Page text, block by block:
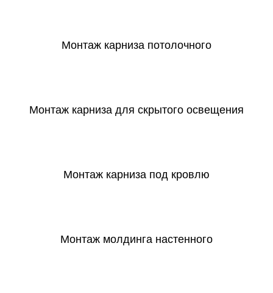
Монтаж карниза потолочного
Монтаж карниза для скрытого освещения
Монтаж карниза под кровлю
Монтаж молдинга настенного